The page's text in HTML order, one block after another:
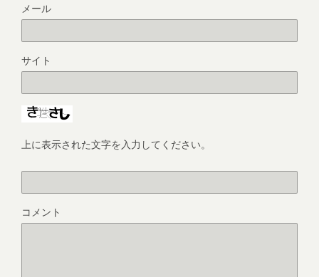
メール
サイト
上に表示された文字を入力してください。
コメント